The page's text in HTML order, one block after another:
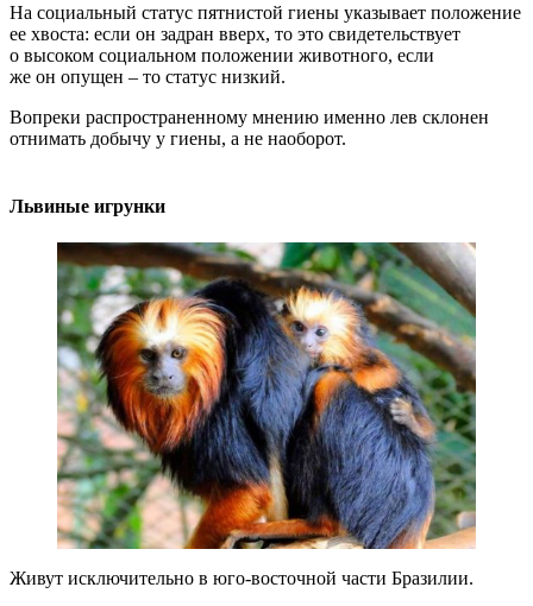
На социальный статус пятнистой гиены указывает положение
ее хвоста: если он задран вверх, то это свидетельствует
о высоком социальном положении животного, если
же он опущен – то статус низкий.
Вопреки распространенному мнению именно лев склонен
отнимать добычу у гиены, а не наоборот.
Львиные игрунки
Живут исключительно в юго-восточной части Бразилии.